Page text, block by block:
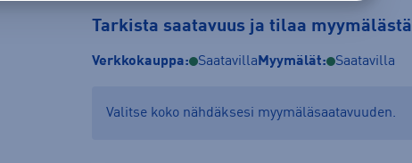
Tarkista saatavuus ja tilaa myymälästä
Verkkokauppa: Saatavilla Myymälät: Saatavilla
Valitse koko nähdäksesi myymäläsaatavuuden.